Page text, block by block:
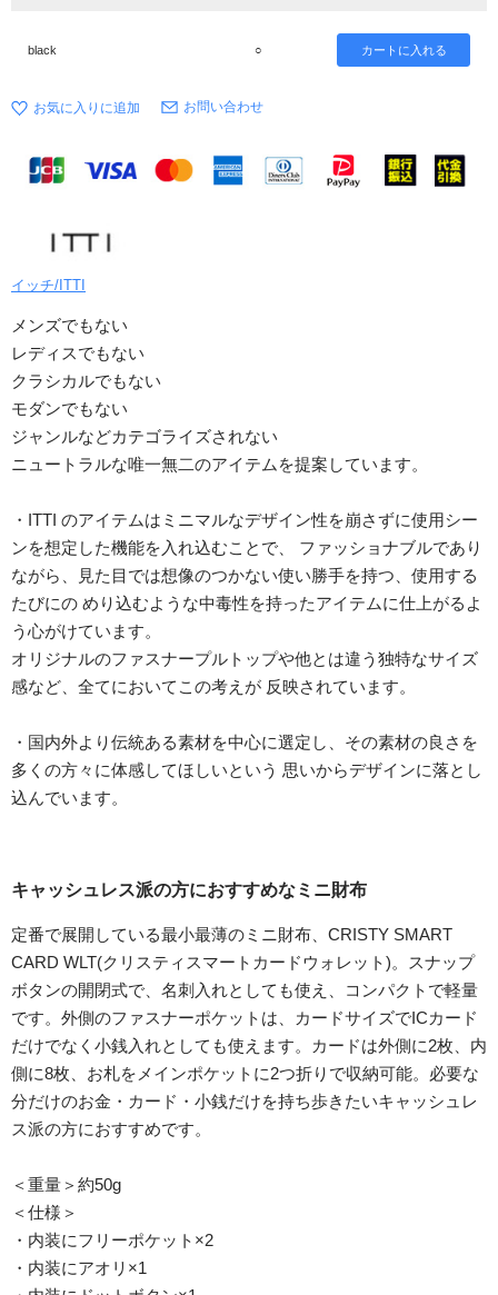
black ○
お問い合わせ
イッチ/ITTI
メンズでもない
レディスでもない
クラシカルでもない
モダンでもない
ジャンルなどカテゴライズされない
ニュートラルな唯一無二のアイテムを提案しています。
・ITTI のアイテムはミニマルなデザイン性を崩さずに使用シー
ンを想定した機能を入れ込むことで、 ファッショナブルであり
ながら、見た目では想像のつかない使い勝手を持つ、使用する
たびにの めり込むような中毒性を持ったアイテムに仕上がるよ
う心がけています。
オリジナルのファスナープルトップや他とは違う独特なサイズ
感など、全てにおいてこの考えが 反映されています。
・国内外より伝統ある素材を中心に選定し、その素材の良さを
多くの方々に体感してほしいという 思いからデザインに落とし
込んでいます。
キャッシュレス派の方におすすめなミニ財布
定番で展開している最小最薄のミニ財布、CRISTY SMART
CARD WLT(クリスティスマートカードウォレット)。スナップ
ボタンの開閉式で、名刺入れとしても使え、コンパクトで軽量
です。外側のファスナーポケットは、カードサイズでICカード
だけでなく小銭入れとしても使えます。カードは外側に2枚、内
側に8枚、お札をメインポケットに2つ折りで収納可能。必要な
分だけのお金・カード・小銭だけを持ち歩きたいキャッシュレ
ス派の方におすすめです。
＜重量＞約50g
＜仕様＞
・内装にフリーポケット×2
・内装にアオリ×1